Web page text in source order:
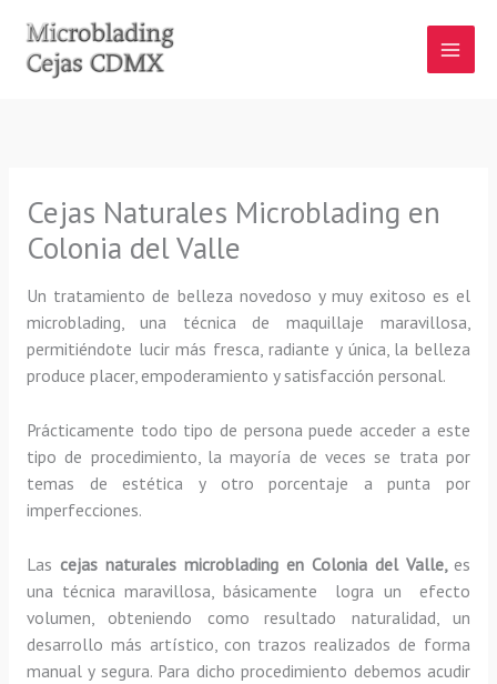
contenido
Cejas Naturales Microblading en
Colonia del Valle
Un tratamiento de belleza novedoso y muy exitoso es el
microblading, una técnica de maquillaje maravillosa,
permitiéndote lucir más fresca, radiante y única, la belleza
produce placer, empoderamiento y satisfacción personal.
Prácticamente todo tipo de persona puede acceder a este
tipo de procedimiento, la mayoría de veces se trata por
temas de estética y otro porcentaje a punta por
imperfecciones.
Las cejas naturales microblading en Colonia del Valle, es
una técnica maravillosa, básicamente
logra un efecto
volumen, obteniendo como resultado naturalidad, un
desarrollo más artístico, con trazos realizados de forma
manual y segura. Para dicho procedimiento debemos acudir